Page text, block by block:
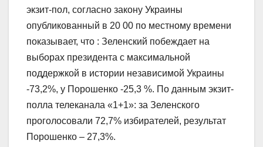
экзит-пол, согласно закону Украины
опубликованный в 20 00 по местному времени
показывает, что : Зеленский побеждает на
выборах президента с максимальной
поддержкой в истории независимой Украины
-73,2%, у Порошенко -25,3 %. По данным экзит-
полла телеканала «1+1»: за Зеленского
проголосовали 72,7% избирателей, результат
Порошенко – 27,3%.